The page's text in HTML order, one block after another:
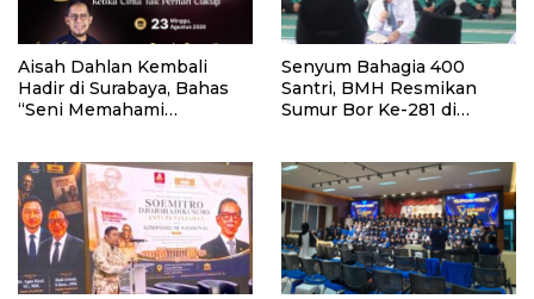
Aisah Dahlan Kembali
Hadir di Surabaya, Bahas
“Seni Memahami
Senyum Bahagia 400
Santri, BMH Resmikan
Sumur Bor Ke-281 di